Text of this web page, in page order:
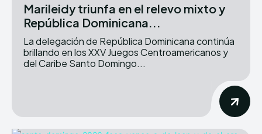
Marileidy triunfa en el relevo mixto y
República Dominicana...
La delegación de República Dominicana continúa
brillando en los XXV Juegos Centroamericanos y
del Caribe Santo Domingo...